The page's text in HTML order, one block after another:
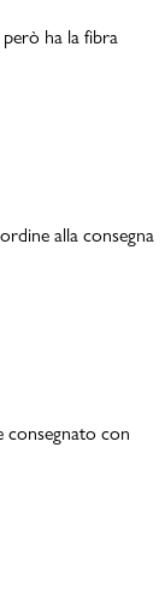
ha la fibra
alla consegna
con